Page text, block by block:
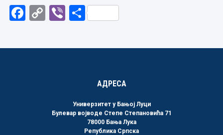
Facebook
CopyViberShare
АДРЕСА
Универзитет у Бањој Луци
Булевар војводе Степе Степановића 71
78000 Бања Лука
Република Српска